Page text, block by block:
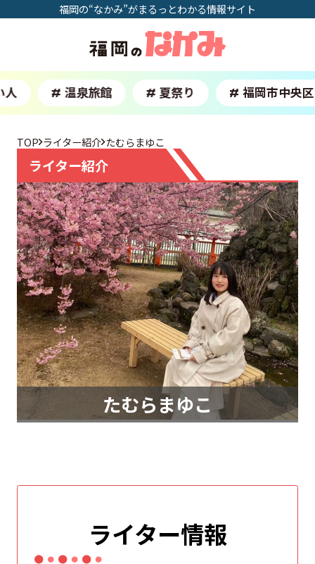
福岡の“なかみ”がまるっとわかる情報サイト
# 温泉旅館 # 夏祭り # 福岡市中央区
ライター紹介
TOP ライター紹介 たむらまゆこ
たむらまゆこ
ライター情報